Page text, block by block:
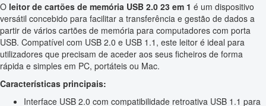
O leitor de cartões de memória USB 2.0 23 em 1 é um dispositivo
versátil concebido para facilitar a transferência e gestão de dados a
partir de vários cartões de memória para computadores com porta
USB. Compatível com USB 2.0 e USB 1.1, este leitor é ideal para
utilizadores que precisam de aceder aos seus ficheiros de forma
rápida e simples em PC, portáteis ou Mac.
Características principais:
Interface USB 2.0 com compatibilidade retroativa USB 1.1 para